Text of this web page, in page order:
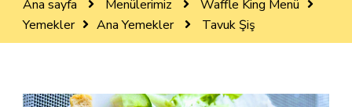
Ana sayfa Menülerimiz
Waffle King Menü
Yemekler
Ana Yemekler Tavuk Şiş